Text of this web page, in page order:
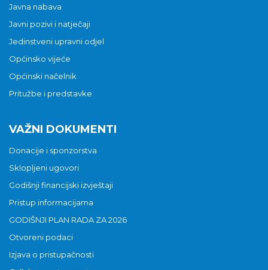
Javna nabava
Javni pozivi i natječaji
Jedinstveni upravni odjel
Općinsko vijeće
Općinski načelnik
Pritužbe i predstavke
VAŽNI DOKUMENTI
Donacije i sponzorstva
Sklopljeni ugovori
Godišnji financijski izvještaji
Pristup informacijama
GODIŠNJI PLAN RADA ZA 2026
Otvoreni podaci
Izjava o pristupačnosti